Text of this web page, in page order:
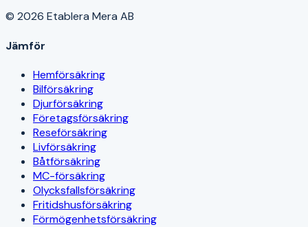
© 2026 Etablera Mera AB
Jämför
Hemförsäkring
Bilförsäkring
Djurförsäkring
Företagsförsäkring
Reseförsäkring
Livförsäkring
Båtförsäkring
MC-försäkring
Olycksfallsförsäkring
Fritidshusförsäkring
Förmögenhetsförsäkring